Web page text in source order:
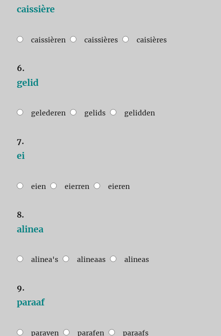
caissière
caissièren caissières caisières
6.
gelid
gelederen gelids gelidden
7.
ei
eien eierren eieren
8.
alinea
alinea's alineaas alineas
9.
paraaf
paraven parafen paraafs